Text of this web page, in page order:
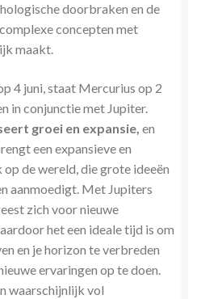
doorbraken en de
concepten met
maakt.
4 juni, staat Mercurius op 2
in conjunctie met Jupiter.
groei en expansie, en
een expansieve en
de wereld, die grote ideeën
aanmoedigt. Met Jupiters
zich voor nieuwe
het een ideale tijd is om
en je horizon te verbreden
ervaringen op te doen.
waarschijnlijk vol